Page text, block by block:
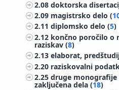
2.08doktorska
2.09 magistrsko delo (
2.11diplomsko delo (5)
2.12 končno poročilo o
raziskav (8)
2.13elaborat,
2.20 raziskovalni
2.25druge monografije
zaključena dela (18)